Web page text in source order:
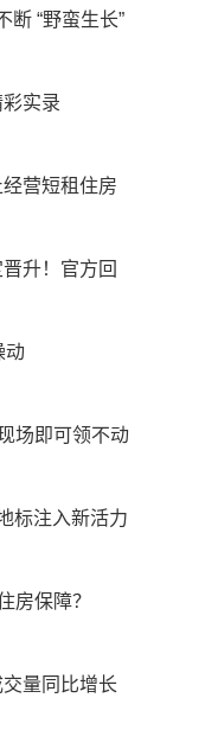
断 “野蛮生长”
实录
营短租住房
升！官方回
动
场即可领不动
标注入新活力
房保障？
量同比增长